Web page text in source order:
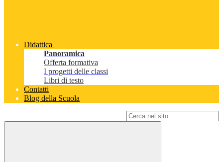
Didattica
Panoramica
Offerta formativa
I progetti delle classi
Libri di testo
Contatti
Blog della Scuola